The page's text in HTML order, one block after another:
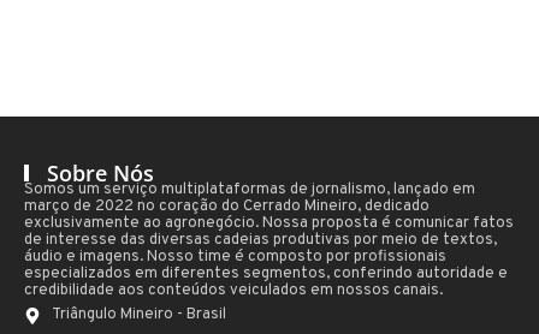
Sobre Nós
Somos um serviço multiplataformas de jornalismo, lançado em
março de 2022 no coração do Cerrado Mineiro, dedicado
exclusivamente ao agronegócio. Nossa proposta é comunicar fatos
de interesse das diversas cadeias produtivas por meio de textos,
áudio e imagens. Nosso time é composto por profissionais
especializados em diferentes segmentos, conferindo autoridade e
credibilidade aos conteúdos veiculados em nossos canais.
Triângulo Mineiro - Brasil